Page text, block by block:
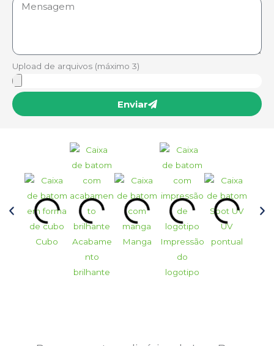
Upload de arquivos (máximo 3)
Enviar
Cubo
Acabame
nto
brilhante
Manga
Impressão
do
logotipo
UV
pontual